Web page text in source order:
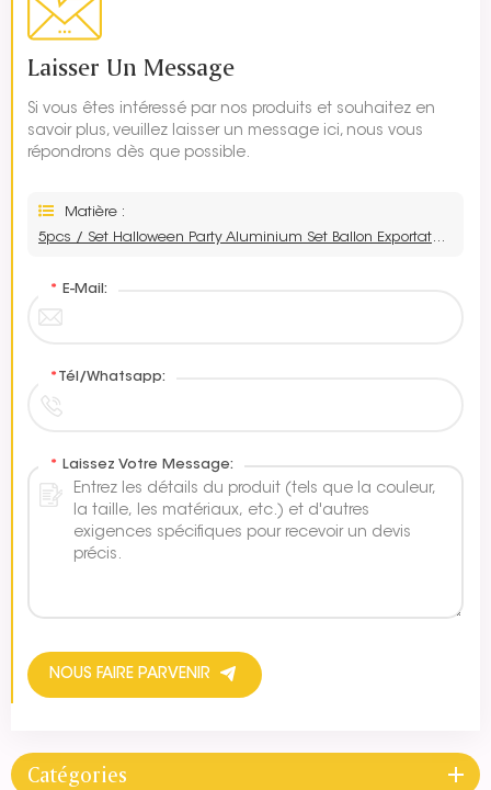
Laisser Un Message
Si vous êtes intéressé par nos produits et souhaitez en
savoir plus, veuillez laisser un message ici, nous vous
répondrons dès que possible.
Matière :
5pcs / Set Halloween Party Aluminium Set Ballon Exportateurs
* E-Mail:
* Tél/Whatsapp:
* Laissez Votre Message:
NOUS FAIRE PARVENIR
Catégories